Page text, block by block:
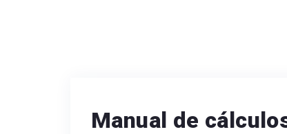
Manual de